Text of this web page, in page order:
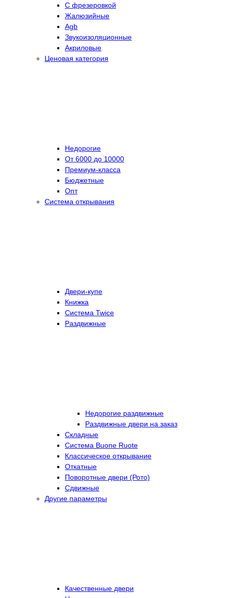
С фрезеровкой
Жалюзийные
Agb
Звукоизоляционные
Акриловые
Ценовая категория
Недорогие
От 6000 до 10000
Премиум-класса
Бюджетные
Опт
Система открывания
Двери-купе
Книжка
Система Twice
Раздвижные
Недорогие раздвижные
Раздвижные двери на заказ
Складные
Cистема Buone Ruote
Классическое открывание
Откатные
Поворотные двери (Рото)
Сдвижные
Другие параметры
Качественные двери